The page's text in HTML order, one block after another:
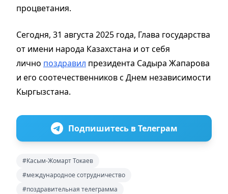
процветания.
Сегодня, 31 августа 2025 года, Глава государства
от имени народа Казахстана и от себя
лично поздравил президента Садыра Жапарова
и его соотечественников с Днем независимости
Кыргызстана.
Подпишитесь в Телеграм
#Касым-Жомарт Токаев
#международное сотрудничество
#поздравительная телеграмма